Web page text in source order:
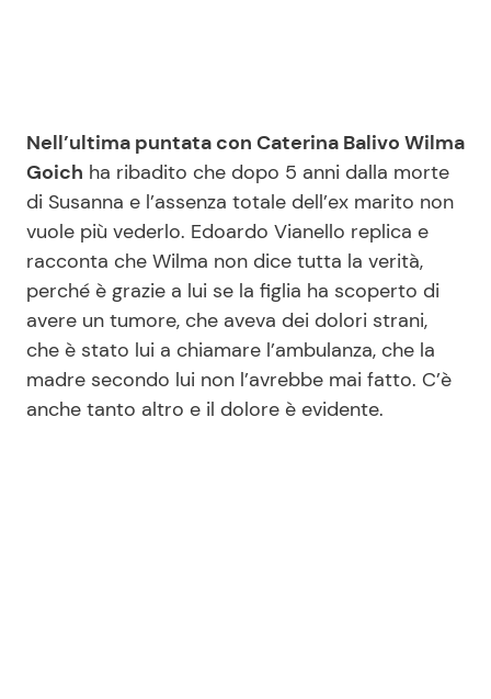
Disclaimer e Privacy
Redazione
Contattaci
Pubblicità
Privacy Policy
Nell’ultima puntata con Caterina Balivo Wilma
Goich ha ribadito che dopo 5 anni dalla morte
di Susanna e l’assenza totale dell’ex marito non
vuole più vederlo. Edoardo Vianello replica e
racconta che Wilma non dice tutta la verità,
perché è grazie a lui se la figlia ha scoperto di
avere un tumore, che aveva dei dolori strani,
che è stato lui a chiamare l’ambulanza, che la
madre secondo lui non l’avrebbe mai fatto. C’è
anche tanto altro e il dolore è evidente.